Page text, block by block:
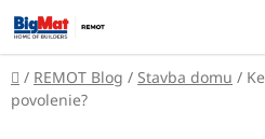
Prejsť
na
obsah
Domov
/ REMOT Blog / Stavba domu /
povolenie?